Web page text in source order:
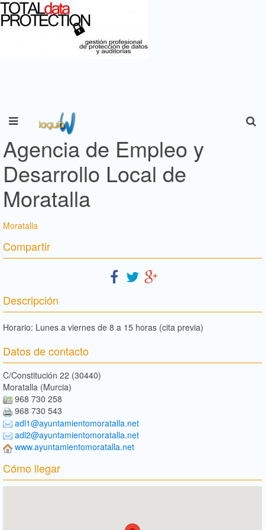
Agencia de Empleo y
Desarrollo Local de
Moratalla
Moratalla
Compartir
Descripción
Horario: Lunes a viernes de 8 a 15 horas (cita previa)
Datos de contacto
C/Constitución 22 (30440)
Moratalla (Murcia)
968 730 258
968 730 543
adl1@ayuntamientomoratalla.net
adl2@ayuntamientomoratalla.net
www.ayuntamientomoratalla.net
Cómo llegar